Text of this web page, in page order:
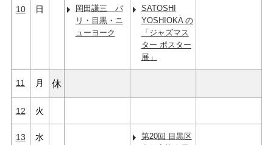
10 日
岡田謙三 パ
リ・目黒・ニ
ューヨーク
SATOSHI
YOSHIOKA の
「ジャズマス
ター ポスター
展」
11 月 休
12 火
13 水
第20回 目黒区